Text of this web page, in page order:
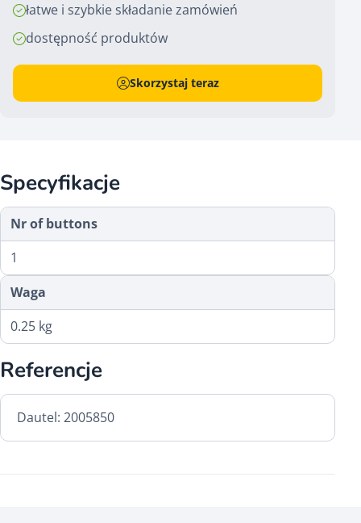
łatwe i szybkie składanie zamówień
dostępność produktów
Skorzystaj teraz
Specyfikacje
Nr of buttons
1
Waga
0.25 kg
Referencje
Dautel: 2005850